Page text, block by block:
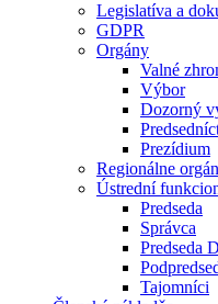
Legislatíva a
GDPR
Orgány
Valné
Výbor
Dozorný
Prezídium
Regionálne
Ústrední
Predseda
Správca
Predseda
Tajomníci